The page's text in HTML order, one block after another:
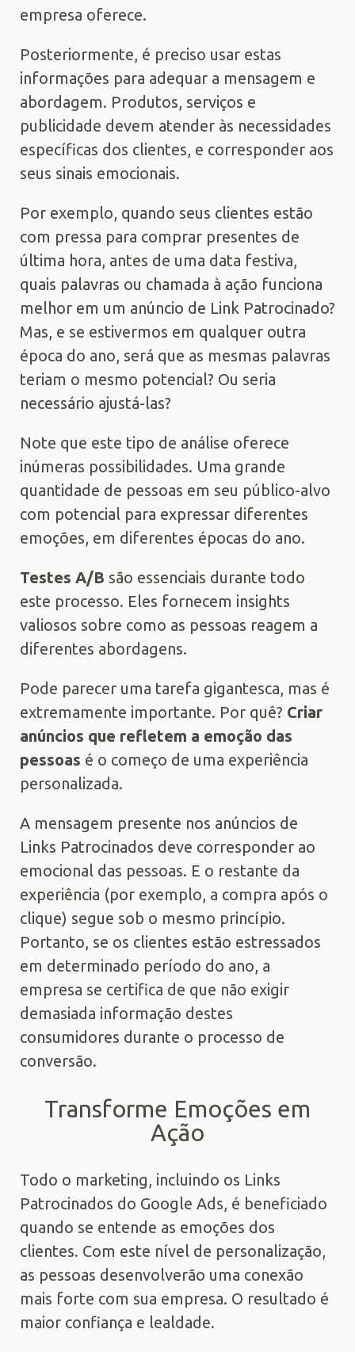
empresa oferece.
Posteriormente, é preciso usar estas
informações para adequar a mensagem e
abordagem. Produtos, serviços e
publicidade devem atender às necessidades
específicas dos clientes, e corresponder aos
seus sinais emocionais.
Por exemplo, quando seus clientes estão
com pressa para comprar presentes de
última hora, antes de uma data festiva,
quais palavras ou chamada à ação funciona
melhor em um anúncio de Link Patrocinado?
Mas, e se estivermos em qualquer outra
época do ano, será que as mesmas palavras
teriam o mesmo potencial? Ou seria
necessário ajustá-las?
Note que este tipo de análise oferece
inúmeras possibilidades. Uma grande
quantidade de pessoas em seu público-alvo
com potencial para expressar diferentes
emoções, em diferentes épocas do ano.
Testes A/B são essenciais durante todo
este processo. Eles fornecem insights
valiosos sobre como as pessoas reagem a
diferentes abordagens.
Pode parecer uma tarefa gigantesca, mas é
extremamente importante. Por quê? Criar
anúncios que refletem a emoção das
pessoas é o começo de uma experiência
personalizada.
A mensagem presente nos anúncios de
Links Patrocinados deve corresponder ao
emocional das pessoas. E o restante da
experiência (por exemplo, a compra após o
clique) segue sob o mesmo princípio.
Portanto, se os clientes estão estressados
em determinado período do ano, a
empresa se certifica de que não exigir
demasiada informação destes
consumidores durante o processo de
conversão.
Transforme Emoções em
Ação
Todo o marketing, incluindo os Links
Patrocinados do Google Ads, é beneficiado
quando se entende as emoções dos
clientes. Com este nível de personalização,
as pessoas desenvolverão uma conexão
mais forte com sua empresa. O resultado é
maior confiança e lealdade.